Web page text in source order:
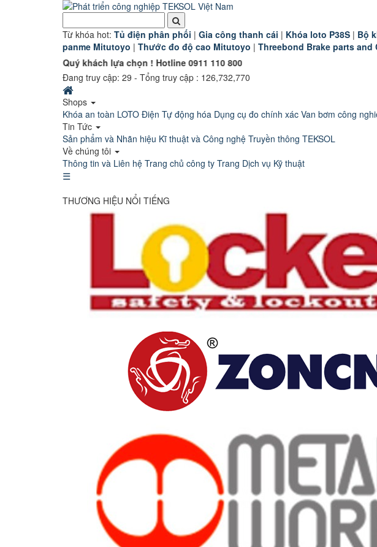
Từ khóa hot: Tủ điện phân phối | Gia công thanh cái | Khóa loto P38S | Bộ
panme Mitutoyo | Thước đo độ cao Mitutoyo | Threebond Brake parts and
Quý khách lựa chọn ! Hotline 0911 110 800
Đang truy cập: 29 - Tổng truy cập : 126,732,770
Shops
Khóa an toàn LOTO Điện Tự động hóa Dụng cụ đo chính xác Van bơm công
Tin Tức
Sản phẩm và Nhãn hiệu Kĩ thuật và Công nghệ Truyền thông TEKSOL
Về chúng tôi
Thông tin và Liên hệ Trang chủ công ty Trang Dịch vụ Kỹ thuật
☰
THƯƠNG HIỆU NỔI TIẾNG